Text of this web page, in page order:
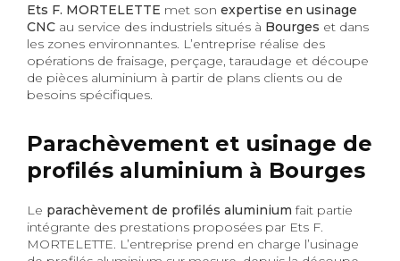
Ets F. MORTELETTE met son expertise en usinage
CNC au service des industriels situés à Bourges et dans
les zones environnantes. L’entreprise réalise des
opérations de fraisage, perçage, taraudage et découpe
de pièces aluminium à partir de plans clients ou de
besoins spécifiques.
Parachèvement et usinage de
profilés aluminium à Bourges
Le parachèvement de profilés aluminium fait partie
intégrante des prestations proposées par Ets F.
MORTELETTE. L’entreprise prend en charge l’usinage